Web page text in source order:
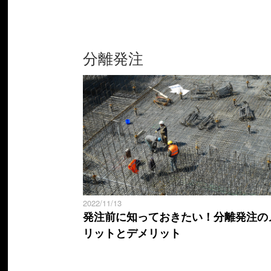
分離発注
2022/11/13
発注前に知っておきたい！分離発注の
リットとデメリット